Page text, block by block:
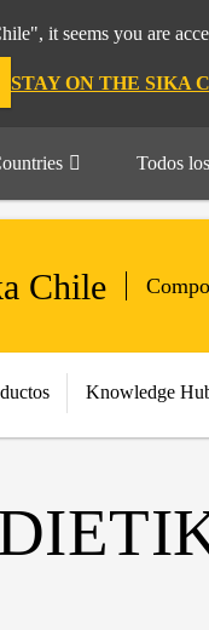
it seems you are
STAY ON THE SIKA
Todos
Chile
Knowledge